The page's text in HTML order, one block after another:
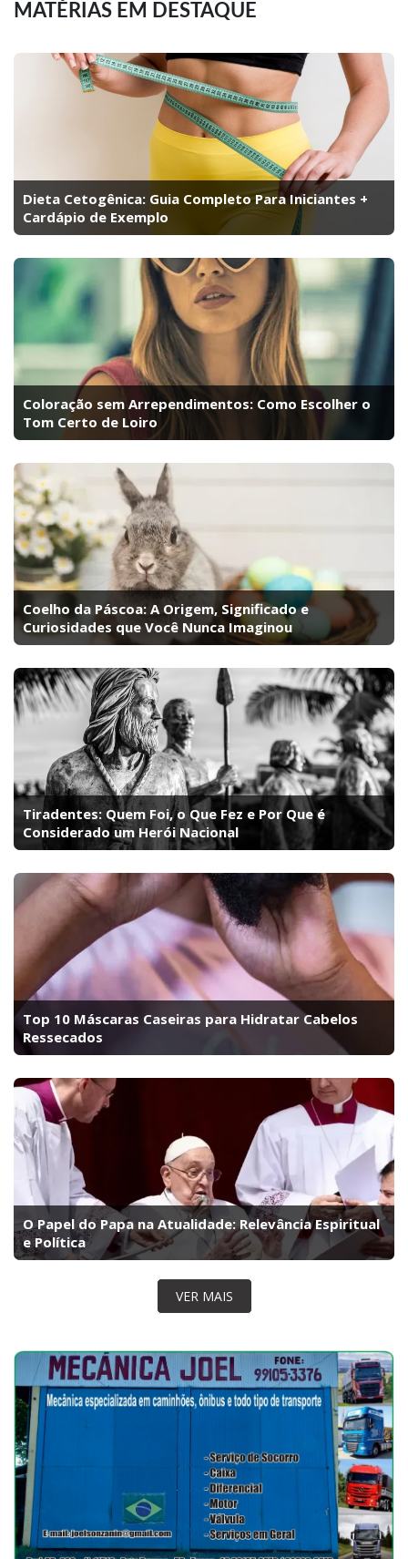
MATÉRIAS EM DESTAQUE
Dieta Cetogênica: Guia Completo Para Iniciantes +
Cardápio de Exemplo
Coloração sem Arrependimentos: Como Escolher o
Tom Certo de Loiro
Coelho da Páscoa: A Origem, Significado e
Curiosidades que Você Nunca Imaginou
Tiradentes: Quem Foi, o Que Fez e Por Que é
Considerado um Herói Nacional
Top 10 Máscaras Caseiras para Hidratar Cabelos
Ressecados
O Papel do Papa na Atualidade: Relevância Espiritual
e Política
VER MAIS